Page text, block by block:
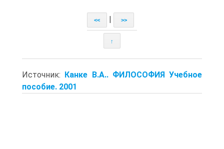
<< >>
↑
Источник: Канке В.А.. ФИЛОСОФИЯ Учебное
пособие. 2001